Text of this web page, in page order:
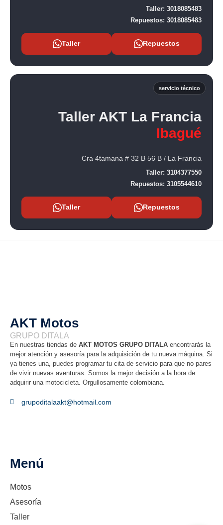
Taller: 3018085483
Repuestos: 3018085483
Taller Repuestos
servicio técnico
Taller AKT La Francia
Ibagué
Cra 4tamana # 32 B 56 B / La Francia
Taller: 3104377550
Repuestos: 3105544610
Taller Repuestos
AKT Motos
GRUPO DITALA
En nuestras tiendas de AKT MOTOS GRUPO DITALA encontrarás la
mejor atención y asesoría para la adquisición de tu nueva máquina. Si
ya tienes una, puedes programar tu cita de servicio para que no pares
de vivir nuevas aventuras. Somos la mejor decisión a la hora de
adquirir una motocicleta. Orgullosamente colombiana.
grupoditalaakt@hotmail.com
Menú
Motos
Asesoría
Taller